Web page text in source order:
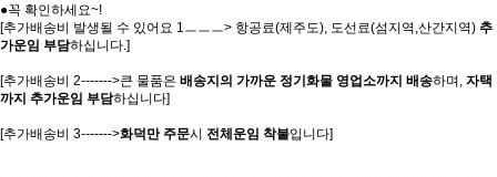
●꼭 확인하세요~!
[추가배송비 발생될 수 있어요 1ㅡㅡㅡ> 항공료(제주도), 도선료(섬지역,산간지역) 추
가운임 부담하십니다.]
[추가배송비 2------->큰 물품은 배송지의 가까운 정기화물 영업소까지 배송하며, 자택
까지 추가운임 부담하십니다]
[추가배송비 3------->화덕만 주문시 전체운임 착불입니다]